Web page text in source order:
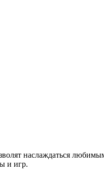
наслаждаться
и игр.